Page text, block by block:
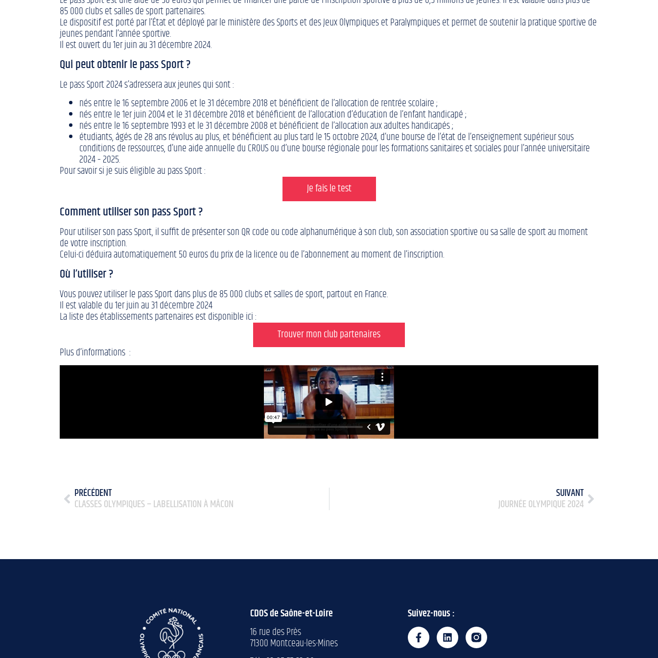
85 000 clubs et salles de sport partenaires.
Le dispositif est porté par l’État et déployé par le ministère des Sports et des Jeux Olympiques et Paralympiques et permet de soutenir la pratique sportive de
jeunes pendant l’année sportive.
Il est ouvert du 1er juin au 31 décembre 2024.
Qui peut obtenir le pass Sport ?
Le pass Sport 2024 s’adressera aux jeunes qui sont :
nés entre le 16 septembre 2006 et le 31 décembre 2018 et bénéficient de l’allocation de rentrée scolaire ;
nés entre le 1er juin 2004 et le 31 décembre 2018 et bénéficient de l’allocation d’éducation de l’enfant handicapé ;
nés entre le 16 septembre 1993 et le 31 décembre 2008 et bénéficient de l’allocation aux adultes handicapés ;
étudiants, âgés de 28 ans révolus au plus, et bénéficient au plus tard le 15 octobre 2024, d’une bourse de l’état de l’enseignement supérieur sous
conditions de ressources, d’une aide annuelle du CROUS ou d’une bourse régionale pour les formations sanitaires et sociales pour l’année universitaire
2024 – 2025.
Pour savoir si je suis éligible au pass Sport :
Je fais le test
Comment utiliser son pass Sport ?
Pour utiliser son pass Sport, il suffit de présenter son QR code ou code alphanumérique à son club, son association sportive ou sa salle de sport au moment
de votre inscription.
Celui-ci déduira automatiquement 50 euros du prix de la licence ou de l’abonnement au moment de l’inscription.
Où l’utiliser ?
Vous pouvez utiliser le pass Sport dans plus de 85 000 clubs et salles de sport, partout en France.
Il est valable du 1er juin au 31 décembre 2024
La liste des établissements partenaires est disponible ici :
Trouver mon club partenaires
Plus d’informations :
PRÉCÉDENT
CLASSES OLYMPIQUES – LABELLISATION À MÂCON
SUIVANT
JOURNÉE OLYMPIQUE 2024
CDOS de Saône-et-Loire
16 rue des Près
71300 Montceau-les-Mines
Suivez-nous :